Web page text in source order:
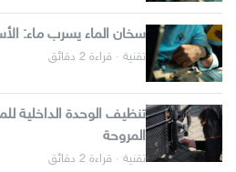
سخان الماء يسرب ماء:
تقنية · قراءة 2 دقائق
تنظيف الوحدة الداخلية
المروحة
تقنية · قراءة 2 دقائق